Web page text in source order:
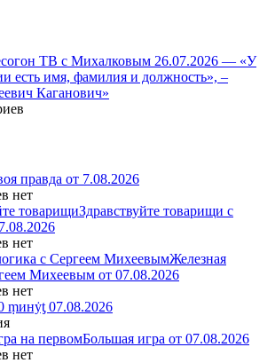
ТВ с Михалковым 26.07.2026 — «У
есть имя, фамилия и должность», –
Каганович»
правда от 7.08.2026
нет
Здравствуйте товарищи с
нет
Железная
Михеевым от 07.08.2026
нет
ṃинẏƫ 07.08.2026
Большая игра от 07.08.2026
нет